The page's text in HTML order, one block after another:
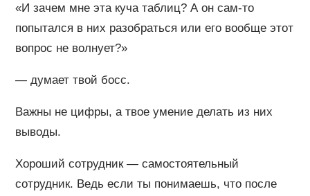
«И зачем мне эта куча таблиц? А он сам-то
попытался в них разобраться или его вообще этот
вопрос не волнует?»
— думает твой босс.
Важны не цифры, а твое умение делать из них
выводы.
Хороший сотрудник — самостоятельный
сотрудник. Ведь если ты понимаешь, что после